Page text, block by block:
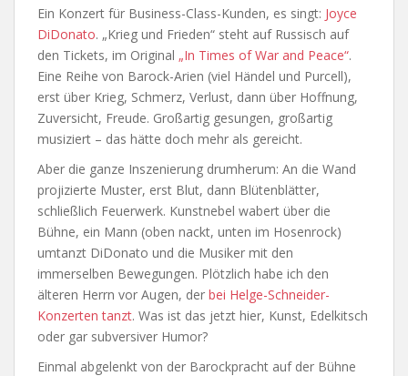
Ein Konzert für Business-Class-Kunden, es singt: Joyce
DiDonato. „Krieg und Frieden“ steht auf Russisch auf
den Tickets, im Original „In Times of War and Peace“.
Eine Reihe von Barock-Arien (viel Händel und Purcell),
erst über Krieg, Schmerz, Verlust, dann über Hoffnung,
Zuversicht, Freude. Großartig gesungen, großartig
musiziert – das hätte doch mehr als gereicht.
Aber die ganze Inszenierung drumherum: An die Wand
projizierte Muster, erst Blut, dann Blütenblätter,
schließlich Feuerwerk. Kunstnebel wabert über die
Bühne, ein Mann (oben nackt, unten im Hosenrock)
umtanzt DiDonato und die Musiker mit den
immerselben Bewegungen. Plötzlich habe ich den
älteren Herrn vor Augen, der bei Helge-Schneider-
Konzerten tanzt. Was ist das jetzt hier, Kunst, Edelkitsch
oder gar subversiver Humor?
Einmal abgelenkt von der Barockpracht auf der Bühne